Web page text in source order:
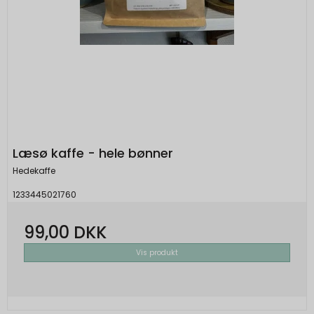
Læsø kaffe - hele bønner
Hedekaffe
1233445021760
99,00 DKK
Vis produkt